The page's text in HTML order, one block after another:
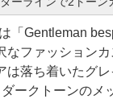
「Gentleman
なファッション
は落ち着いたグ
ークトーンのメ